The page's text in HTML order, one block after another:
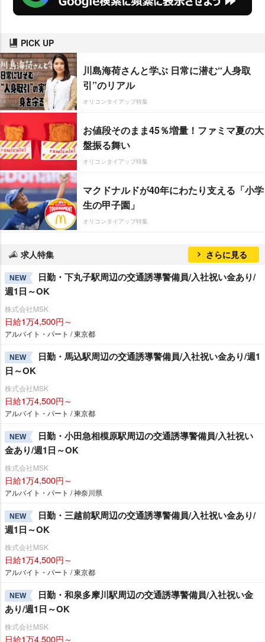
PICK UP
川島海荷さんと学ぶ 日常に潜む“人身取
引”のリアル
オリコンタイアップ特集
お値段そのまま45％増量！ファミマ夏の大
盤振る舞い
オリコンタイアップ特集
マクドナルドが40年にわたり支える「小学
生の甲子園」
オリコンタイアップ特集
求人特集 さらに見る
NEW
日勤・下丸子駅周辺の交通誘導警備員/入社祝い金あり/
週1日～OK
株式会社MSK
日給1万4,500円～
アルバイト・パート / 東京都
NEW
日勤・馬込駅周辺の交通誘導警備員/入社祝い金あり/週1
日～OK
株式会社MSK
日給1万4,500円～
アルバイト・パート / 東京都
NEW
日勤・小田急相模原駅周辺の交通誘導警備員/入社祝い
金あり/週1日～OK
株式会社MSK
日給1万4,500円～
アルバイト・パート / 神奈川県
NEW
日勤・三越前駅周辺の交通誘導警備員/入社祝い金あり/
週1日～OK
株式会社MSK
日給1万4,500円～
アルバイト・パート / 東京都
NEW
日勤・和泉多摩川駅周辺の交通誘導警備員/入社祝い金
あり/週1日～OK
株式会社MSK
日給1万4,500円～